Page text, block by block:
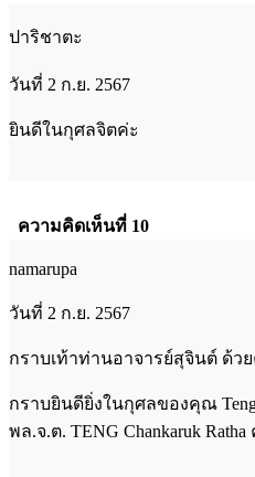
ปาริชาตะ
วันที่ 2 ก.ย. 2567
ยินดีในกุศลจิตค่ะ
ความคิดเห็นที่ 10
namarupa
วันที่ 2 ก.ย. 2567
กราบเท้าท่านอาจารย์สุจินต์ ด้ว
กราบยินดียิ่งในกุศลของคุณ Teng
พล.จ.ต. TENG Chankaruk Ratha